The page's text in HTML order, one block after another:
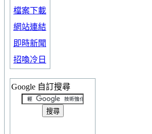
檔案下載
網站連結
即時新聞
招喚冷日
Google 自訂搜尋